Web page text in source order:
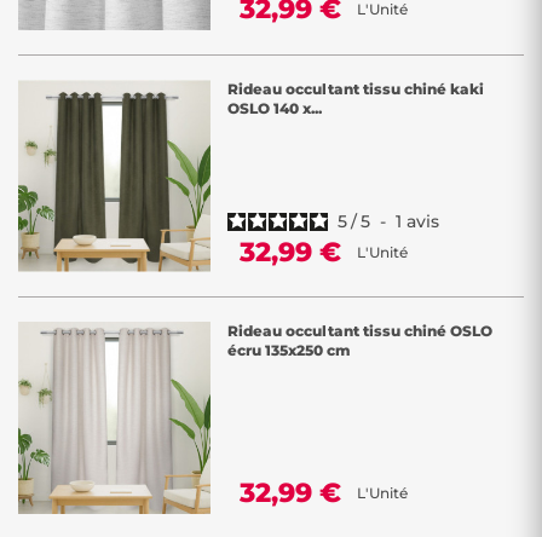
32,99 € L'Unité
Rideau occultant tissu chiné kaki
OSLO 140 x...
5/5 - 1 avis
32,99 € L'Unité
Rideau occultant tissu chiné OSLO
écru 135x250 cm
32,99 € L'Unité